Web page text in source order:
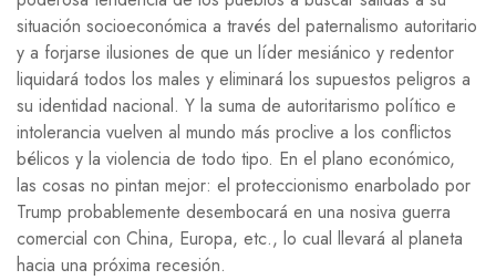
situación socioeconómica a través del paternalismo autoritario
y a forjarse ilusiones de que un líder mesiánico y redentor
liquidará todos los males y eliminará los supuestos peligros a
su identidad nacional. Y la suma de autoritarismo político e
intolerancia vuelven al mundo más proclive a los conflictos
bélicos y la violencia de todo tipo. En el plano económico,
las cosas no pintan mejor: el proteccionismo enarbolado por
Trump probablemente desembocará en una nosiva guerra
comercial con China, Europa, etc., lo cual llevará al planeta
hacia una próxima recesión.